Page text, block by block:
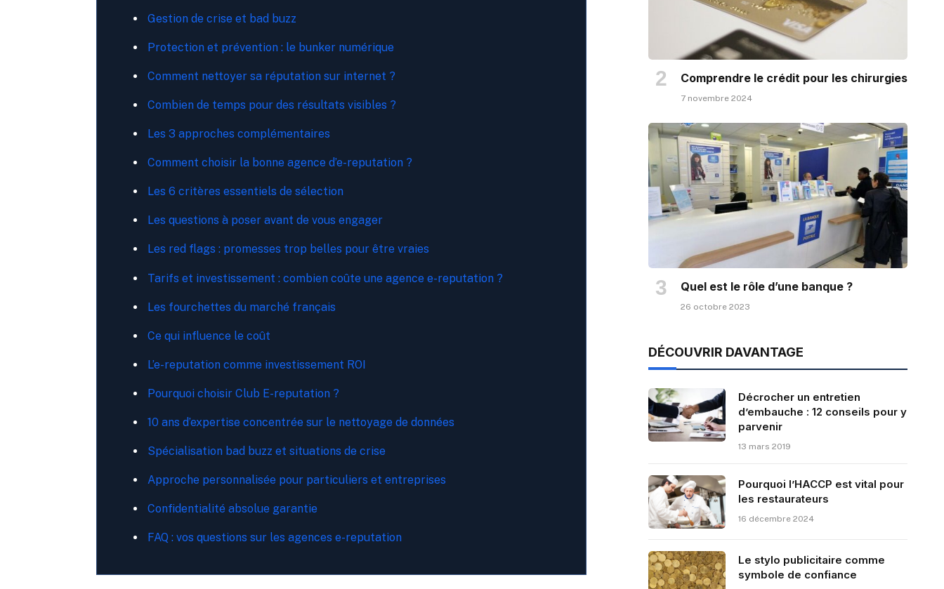
Gestion de crise et bad buzz
Protection et prévention : le bunker numérique
Comment nettoyer sa réputation sur internet ?
Combien de temps pour des résultats visibles ?
Les 3 approches complémentaires
Comment choisir la bonne agence d’e-reputation ?
Les 6 critères essentiels de sélection
Les questions à poser avant de vous engager
Les red flags : promesses trop belles pour être vraies
Tarifs et investissement : combien coûte une agence e-reputation ?
Les fourchettes du marché français
Ce qui influence le coût
L’e-reputation comme investissement ROI
Pourquoi choisir Club E-reputation ?
10 ans d’expertise concentrée sur le nettoyage de données
Spécialisation bad buzz et situations de crise
Approche personnalisée pour particuliers et entreprises
Confidentialité absolue garantie
FAQ : vos questions sur les agences e-reputation
Comprendre le crédit pour les chirurgies
7 novembre 2024
Quel est le rôle d’une banque ?
26 octobre 2023
DÉCOUVRIR DAVANTAGE
Décrocher un entretien
d’embauche : 12 conseils pour y
parvenir
13 mars 2019
Pourquoi l’HACCP est vital pour
les restaurateurs
16 décembre 2024
Le stylo publicitaire comme
symbole de confiance